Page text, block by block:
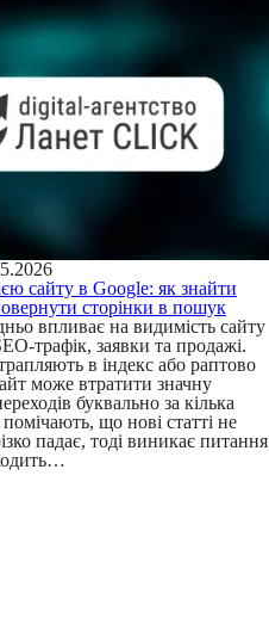
сайту в Google: як знайти
сторінки в пошук
впливає на видимість сайту
трафік, заявки та продажі.
в індекс або раптово
може втратити значну
буквально за кілька
що нові статті не
падає, тоді виникає питання